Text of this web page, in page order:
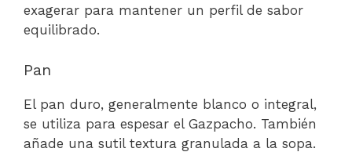
exagerar para mantener un perfil de sabor
equilibrado.
Pan
El pan duro, generalmente blanco o integral,
se utiliza para espesar el Gazpacho. También
añade una sutil textura granulada a la sopa.